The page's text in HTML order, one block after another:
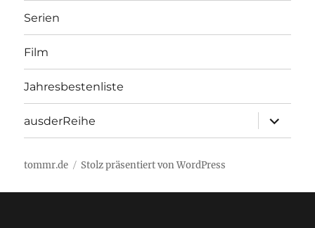
Serien
Film
Jahresbestenliste
ausderReihe
öffnen
tommr.de Stolz präsentiert von WordPress